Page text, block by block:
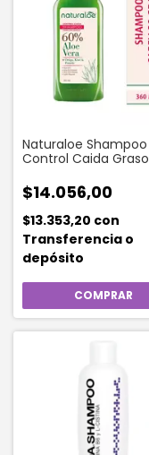
Naturaloe Shampoo
Control Caida Graso
$14.056,00
$13.353,20 con
Transferencia o
depósito